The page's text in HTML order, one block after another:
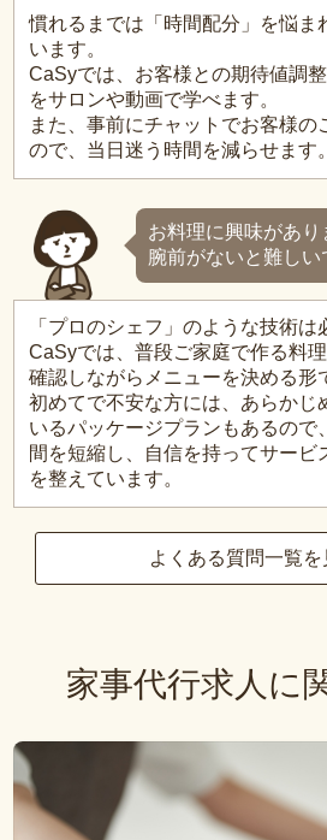
慣れるまでは「時間配分」を悩ま
います。
CaSyでは、お客様との期待値調
をサロンや動画で学べます。
また、事前にチャットでお客様の
ので、当日迷う時間を減らせます。
お料理に興味があ
腕前がないと難しい
「プロのシェフ」のような技術は
CaSyでは、普段ご家庭で作る料
確認しながらメニューを決める形
初めてで不安な方には、あらかじ
いるパッケージプランもあるので
間を短縮し、自信を持ってサービ
を整えています。
よくある質問一覧を
家事代行求人に